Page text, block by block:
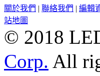
關於我們 | 聯絡我們 | 編輯
站地圖
© 2018
Corp. All